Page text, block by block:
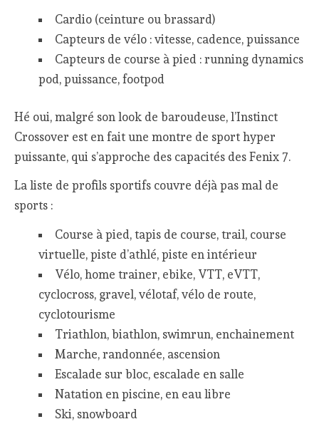
Cardio (ceinture ou brassard)
Capteurs de vélo : vitesse, cadence, puissance
Capteurs de course à pied : running dynamics
pod, puissance, footpod
Hé oui, malgré son look de baroudeuse, l’Instinct
Crossover est en fait une montre de sport hyper
puissante, qui s’approche des capacités des Fenix 7.
La liste de profils sportifs couvre déjà pas mal de
sports :
Course à pied, tapis de course, trail, course
virtuelle, piste d’athlé, piste en intérieur
Vélo, home trainer, ebike, VTT, eVTT,
cyclocross, gravel, vélotaf, vélo de route,
cyclotourisme
Triathlon, biathlon, swimrun, enchainement
Marche, randonnée, ascension
Escalade sur bloc, escalade en salle
Natation en piscine, en eau libre
Ski, snowboard